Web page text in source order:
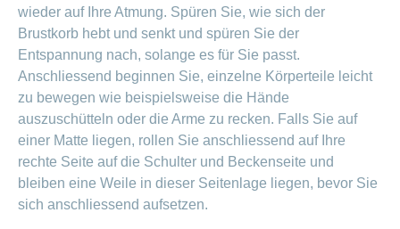
wieder auf Ihre Atmung. Spüren Sie, wie sich der
Brustkorb hebt und senkt und spüren Sie der
Entspannung nach, solange es für Sie passt.
Anschliessend beginnen Sie, einzelne Körperteile leicht
zu bewegen wie beispielsweise die Hände
auszuschütteln oder die Arme zu recken. Falls Sie auf
einer Matte liegen, rollen Sie anschliessend auf Ihre
rechte Seite auf die Schulter und Beckenseite und
bleiben eine Weile in dieser Seitenlage liegen, bevor Sie
sich anschliessend aufsetzen.